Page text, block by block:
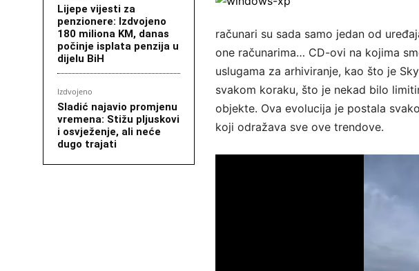
Lijepe vijesti za
penzionere: Izdvojeno
180 miliona KM, danas
počinje isplata penzija u
dijelu BiH
Izdvojeno
Sladić najavio promjenu
vremena: Stižu pljuskovi
i osvježenje, ali neće
dugo trajati
računari su sada samo jedan od
one računarima… CD-ovi na kojima
uslugama za arhiviranje, kao što je
svakom koraku, što je nekad bilo
objekte. Ova evolucija je postala
koji odražava sve ove trendove.